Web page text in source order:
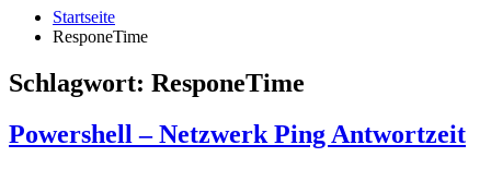
Startseite
ResponeTime
Schlagwort: ResponeTime
Powershell – Netzwerk Ping Antwortzeit